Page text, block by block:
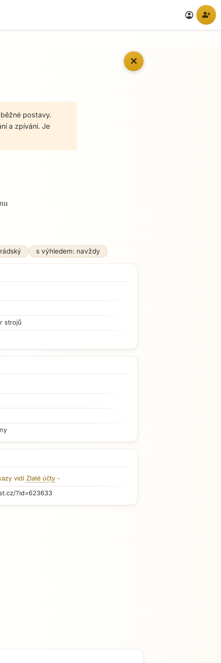
account_circle person_add
✕
postavy.
a zpívání. Je
s výhledem: navždy
strojů
vidí Zlaté účty -
?id=623633